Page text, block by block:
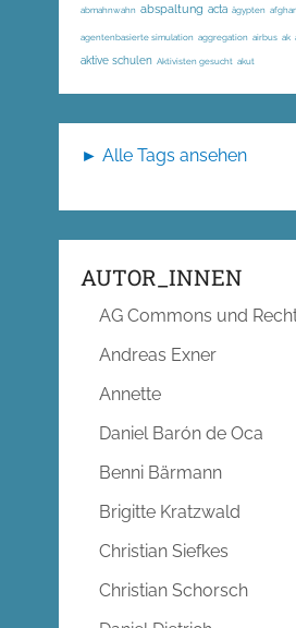
abmahnwahn abspaltung acta ägypten
agentenbasierte simulation aggregation airbus ak
aktive schulen Aktivisten gesucht akut
► Alle Tags ansehen
AUTOR_INNEN
AG Commons und
Andreas Exner
Annette
Daniel Barón de Oca
Benni Bärmann
Brigitte Kratzwald
Christian Siefkes
Christian Schorsch